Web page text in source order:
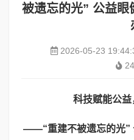
被遗忘的光” 公益
2026-05-23
科技赋能公
——“重建不被遗忘的光”